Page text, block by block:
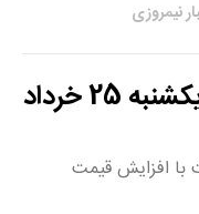
نیمروزی
اخبار نیمروزی ایران ماگما |یکشنبه 25 خرداد
با افزایش قیمت